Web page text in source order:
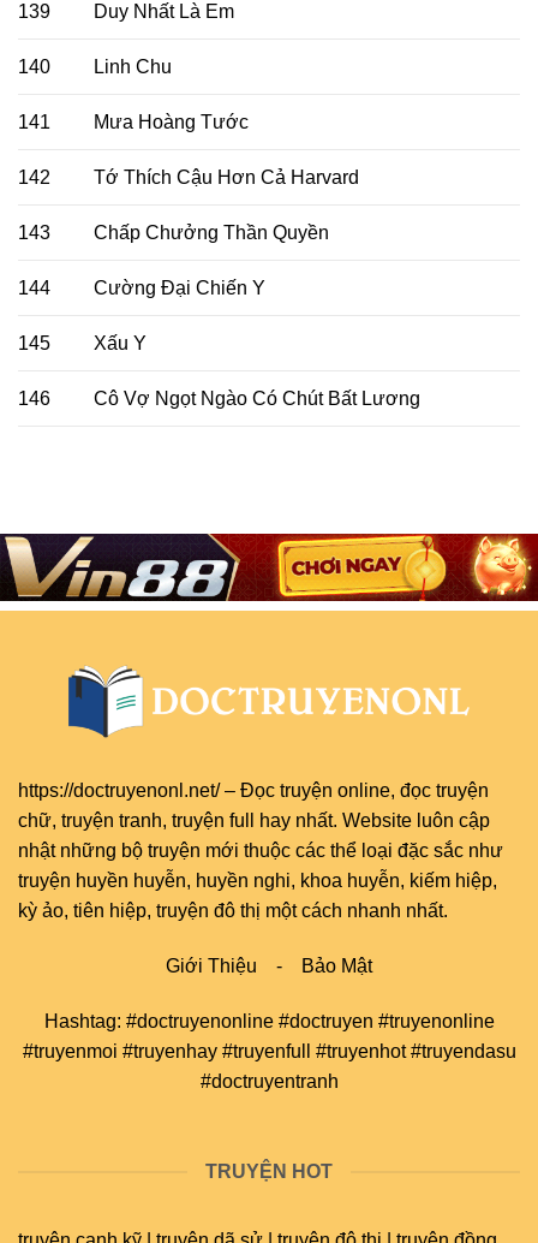
139 Duy Nhất Là Em
140 Linh Chu
141 Mưa Hoàng Tước
142 Tớ Thích Cậu Hơn Cả Harvard
143 Chấp Chưởng Thần Quyền
144 Cường Đại Chiến Y
145 Xấu Y
146 Cô Vợ Ngọt Ngào Có Chút Bất Lương
https://doctruyenonl.net/– Đọc truyện online, đọc truyện
chữ, truyện tranh, truyện full
hay nhất. Website luôn cập
nhật những bộ truyện mới thuộc các thể loại đặc sắc như
truyện huyền huyễn, huyền nghi, khoa huyễn, kiếm hiệp,
kỳ ảo, tiên hiệp, truyện đô thị một cách nhanh nhất.
Giới Thiệu - Bảo Mật
Hashtag: #doctruyenonline #doctruyen #truyenonline
#truyenmoi #truyenhay #truyenfull #truyenhot #truyendasu
#doctruyentranh
TRUYỆN HOT